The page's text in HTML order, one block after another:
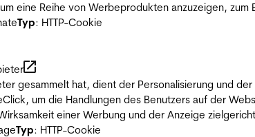
eine Reihe von Werbeprodukten anzuzeigen,
Typ: HTTP-Cookie
gesammelt hat, dient der Personalisierung und
um die Handlungen des Benutzers auf der
einer Werbung und der Anzeige
Typ: HTTP-Cookie